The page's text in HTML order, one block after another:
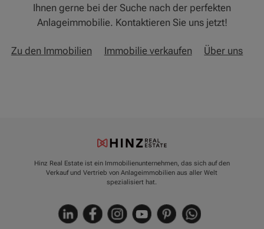
Ihnen gerne bei der Suche nach der perfekten
Anlageimmobilie. Kontaktieren Sie uns jetzt!
Zu den Immobilien Immobilie verkaufen Über uns
Hinz Real Estate ist ein Immobilienunternehmen, das sich auf den
Verkauf und Vertrieb von Anlageimmobilien aus aller Welt
spezialisiert hat.